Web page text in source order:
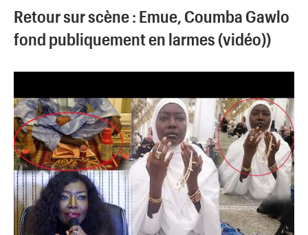
Retour sur scène : Emue, Coumba Gawlo
fond publiquement en larmes (vidéo))